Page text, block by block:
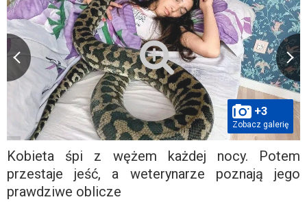
+3
Zobacz galerię
Kobieta śpi z wężem każdej nocy. Potem
przestaje jeść, a weterynarze poznają jego
prawdziwe oblicze